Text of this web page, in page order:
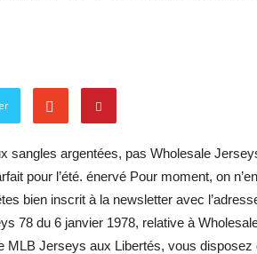
sangles argentées, pas Wholesale
pour l’été. énervé Pour moment, on
bien inscrit à la newsletter avec
78 du 6 janvier 1978, relative à
Jerseys aux Libertés, vous disposez